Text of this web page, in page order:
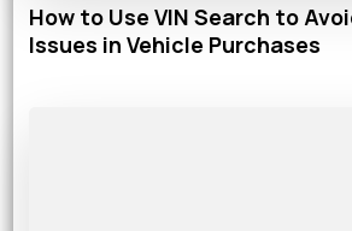
How to Use VIN Search to
Issues in Vehicle Purchases